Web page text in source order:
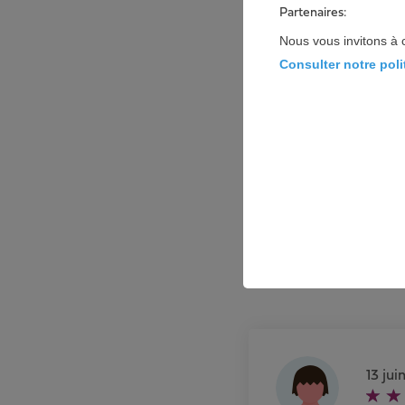
Les
13
Partenaires:
Nous vous invitons à
Consulter notre